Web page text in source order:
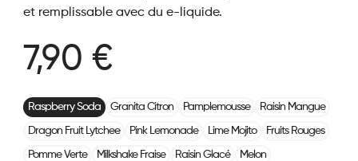
et remplissable avec du e-liquide.
7,90 €
Raspberry Soda Granita Citron Pamplemousse Raisin Mangue
Dragon Fruit Lytchee Pink Lemonade Lime Mojito Fruits Rouges
Pomme Verte Milkshake Fraise Raisin Glacé Melon